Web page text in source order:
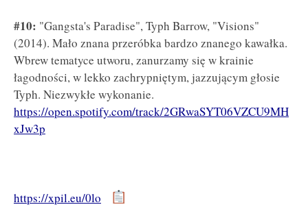
#10: "Gangsta's Paradise", Typh Barrow, "Visions"
(2014). Mało znana przeróbka bardzo znanego kawałka.
Wbrew tematyce utworu, zanurzamy się w krainie
łagodności, w lekko zachrypniętym, jazzującym głosie
Typh. Niezwykłe wykonanie.
https://open.spotify.com/track/2GRwaSYT06VZCU9MH
xJw3p
https://xpil.eu/0lo